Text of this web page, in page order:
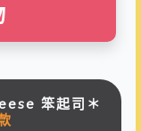
笨起司＊